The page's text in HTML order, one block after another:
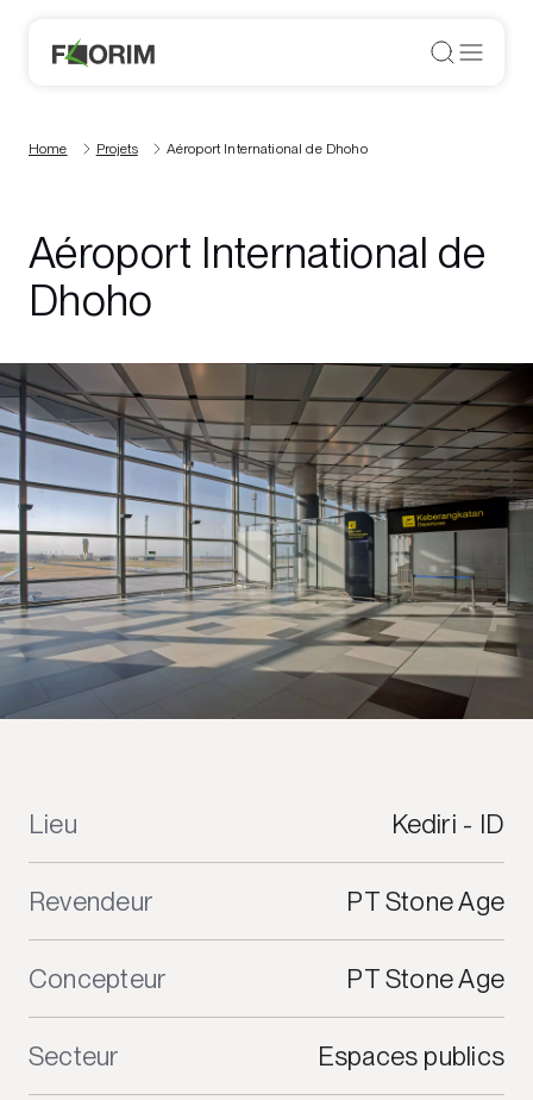
Home Projets Aéroport International de Dhoho
Aéroport International de
Dhoho
Lieu Kediri - ID
Revendeur PT Stone Age
Concepteur PT Stone Age
Secteur Espaces publics